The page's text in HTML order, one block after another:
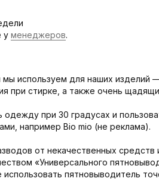
у менеджеров.
используем для наших изделий
при стирке, а также очень
при 30 градусах и
например Bio mio (не реклама).
от некачественных
«Универсального
пятновыводитель